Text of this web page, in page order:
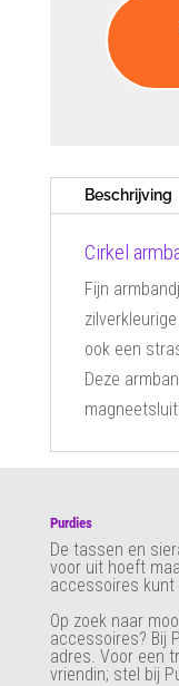
armband
zwart
aantal
Beschrijving
Cirkel
Fijn
ook een
Deze
Purdies
De tassen en
voor uit hoeft
accessoires kunt
Op zoek naar
accessoires? Bij
adres. Voor een
vriendin; stel bij